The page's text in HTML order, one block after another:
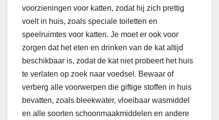
voorzieningen voor katten, zodat hij zich prettig
voelt in huis, zoals speciale toiletten en
speelruimtes voor katten. Je moet er ook voor
zorgen dat het eten en drinken van de kat altijd
beschikbaar is, zodat de kat niet probeert het huis
te verlaten op zoek naar voedsel. Bewaar of
verberg alle voorwerpen die giftige stoffen in huis
bevatten, zoals bleekwater, vloeibaar wasmiddel
en alle soorten schoonmaakmiddelen en andere